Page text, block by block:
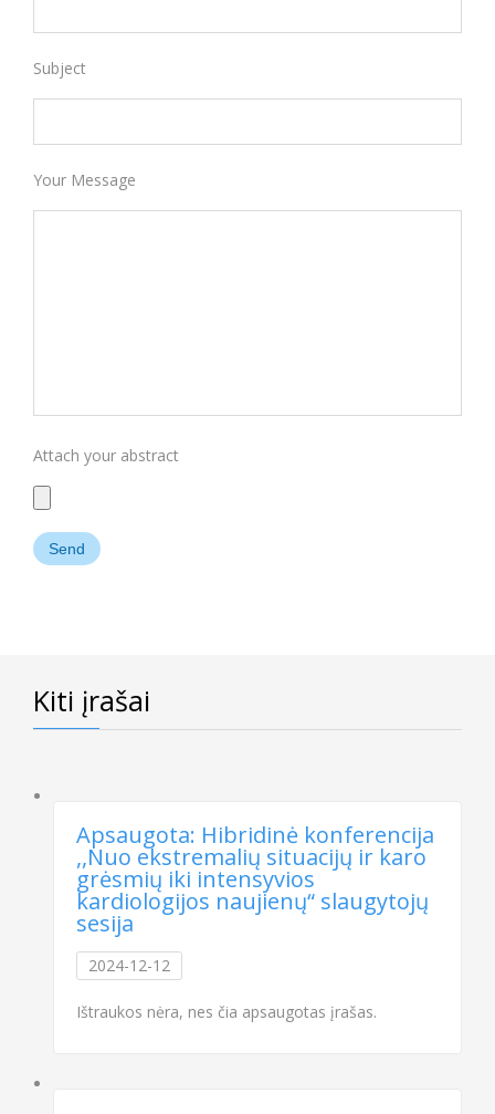
Subject
Your Message
Attach your abstract
Kiti įrašai
Apsaugota: Hibridinė konferencija
,,Nuo ekstremalių situacijų ir karo
grėsmių iki intensyvios
kardiologijos naujienų“ slaugytojų
sesija
2024-12-12
Ištraukos nėra, nes čia apsaugotas įrašas.